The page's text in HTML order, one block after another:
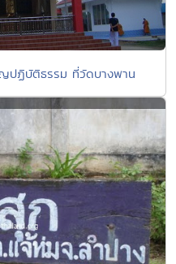
ปฏิบัติธรรม ที่วัดบางพาน